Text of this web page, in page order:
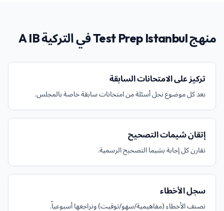
منهج Test Prep Istanbul في التركية A IB
تركيز على الامتحانات السابقة
بعد كل موضوع نحل أسئلة من امتحانات سابقة خاصة بالمجلس.
إتقان شيمات التصحيح
نقارن كل إجابة بشيما التصحيح الرسمية.
سجل الأخطاء
نصنف الأخطاء (مفاهيمية/سهو/توقيت) ونراجعها أسبوعياً.